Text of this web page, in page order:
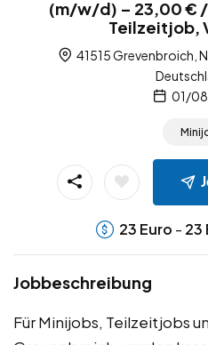
(m/w/d) – 23,00 €
Teilzeitjob,
41515 Grevenbroich,
01/
23 Euro - 23
Jobbeschreibung
Für Minijobs, Teilzeitjobs